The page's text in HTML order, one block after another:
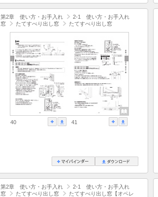
第2章 使い方・お手入れ
2-1 使い方・お手入れ
窓
たてすべり出し窓 たてすべり出し窓
40 41
第2章 使い方・お手入れ
2-1 使い方・お手入れ
窓
たてすべり出し窓
たてすべり出し窓【オペレ